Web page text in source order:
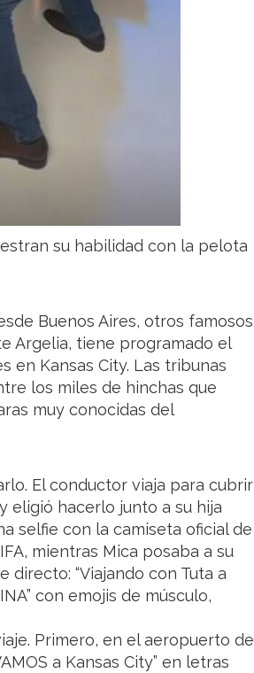
su habilidad con la pelota
Buenos Aires, otros famosos
Argelia, tiene programado el
en Kansas City. Las tribunas
los miles de hinchas que
muy conocidas del
El conductor viaja para cubrir
eligió hacerlo junto a su hija
selfie con la camiseta oficial de
mientras Mica posaba a su
directo: “Viajando con Tuta a
con emojis de músculo,
Primero, en el aeropuerto de
a Kansas City” en letras